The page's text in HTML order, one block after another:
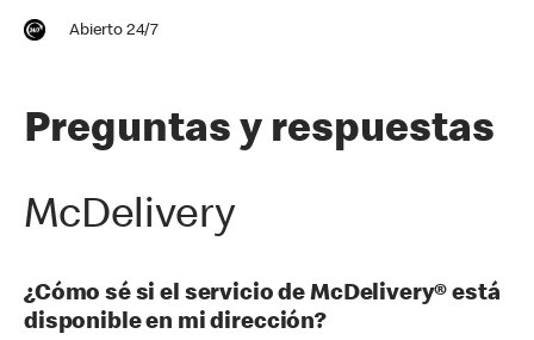
Abierto 24/7
Preguntas y respuestas
McDelivery
¿Cómo sé si el servicio de McDelivery® está
disponible en mi dirección?